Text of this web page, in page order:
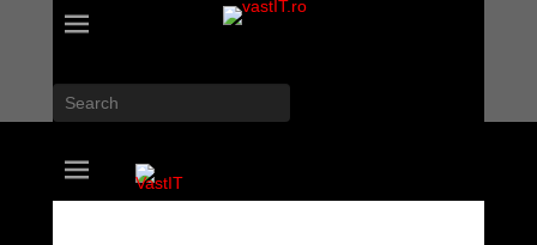
Search
vastIT.ro
Blog de Tehnologie